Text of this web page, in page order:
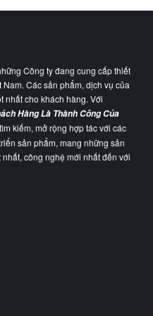
Công ty đang cung cấp thiết
Các sản phẩm, dịch vụ của
nhất cho khách hàng. Với
Hàng Là Thành Công Của
kiếm, mở rộng hợp tác với các
sản phẩm, mang những sản
công nghệ mới nhất đến với